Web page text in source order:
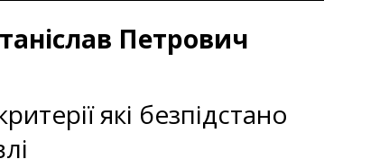
Петрович
які безпідстано